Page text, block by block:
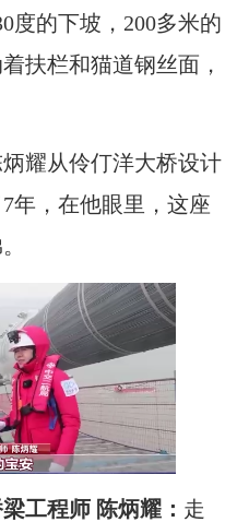
度的下坡，200多米的
扶栏和猫道钢丝面，
耀从伶仃洋大桥设计
年，在他眼里，这座
程师 陈炳耀： 走